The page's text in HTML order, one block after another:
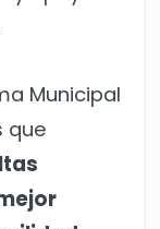
Municipal
que